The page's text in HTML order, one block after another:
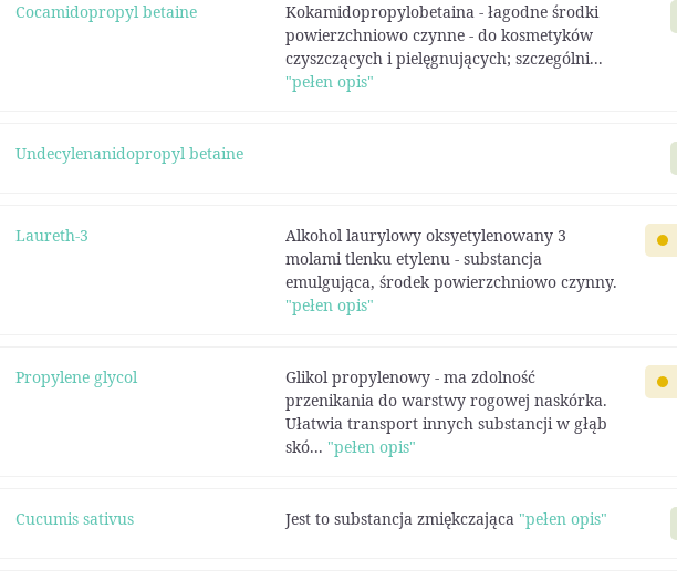
Cocamidopropyl betaine
Kokamidopropylobetaina - łagodne środki
powierzchniowo czynne - do kosmetyków
czyszczących i pielęgnujących; szczególni...
"pełen opis"
Undecylenanidopropyl betaine
Laureth-3
Alkohol laurylowy oksyetylenowany 3
molami tlenku etylenu - substancja
emulgująca, środek powierzchniowo czynny.
"pełen opis"
Propylene glycol
Glikol propylenowy - ma zdolność
przenikania do warstwy rogowej naskórka.
Ułatwia transport innych substancji w głąb
skó... "pełen opis"
Cucumis sativus Jest to substancja zmiękczająca "pełen opis"